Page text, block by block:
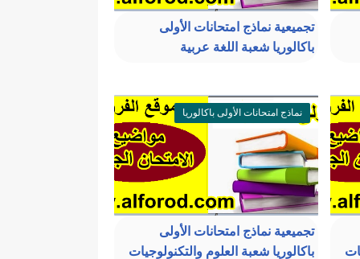
تجميعية نماذج امتحانات الأولى
باكالوريا شعبة اللغة عربية
نماذج امتحانات الأولى باكالوريا
تجميعية نماذج امتحانات الأولى
باكالوريا شعبة العلوم والتكنولوجيات